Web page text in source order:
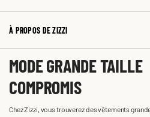
À PROPOS DE ZIZZI
MODE GRANDE
COMPROMIS
Chez Zizzi, vous trouverez des vêtements